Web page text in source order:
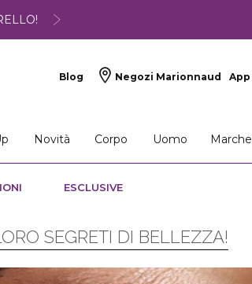
Blog Negozi Marionnaud App
Novità Corpo Uomo Marche
ESCLUSIVE
SEGRETI DI BELLEZZA!